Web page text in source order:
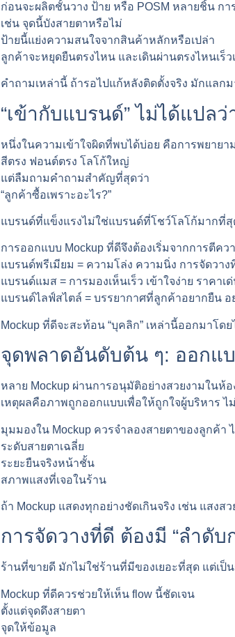
ก่อนจะผลิตชั้นวาง ป้าย หรือ POSM หลายชิ้น ก
เช่น จุดนี้บังสายตาหรือไม่
ป้ายนี้แย่งความสนใจจากสินค้าหลักหรือเปล่า
ลูกค้าจะหยุดยืนตรงไหน และเดินผ่านตรงไหนเร็ว
คำถามเหล่านี้ ถ้ารอไปแก้หลังติดตั้งจริง มักแลก
“เข้ากับแบรนด์” ไม่ได้แปล
หนึ่งในความเข้าใจผิดที่พบได้บ่อย คือการพยายา
สีตรง ฟอนต์ตรง โลโก้ใหญ่
แต่ลืมถามคำถามสำคัญที่สุดว่า
“ลูกค้าซื้อเพราะอะไร?”
แบรนด์ที่แข็งแรงไม่ใช่แบรนด์ที่โชว์โลโก้มากที่
การออกแบบ Mockup ที่ดีจึงต้องเริ่มจากการตีค
แบรนด์พรีเมียม = ความโล่ง ความนิ่ง การจัดวางที่
แบรนด์แมส = การมองเห็นเร็ว เข้าใจง่าย ราคาเ
แบรนด์ไลฟ์สไตล์ = บรรยากาศที่ลูกค้าอยากยืน อ
Mockup ที่ดีจะสะท้อน “บุคลิก” เหล่านี้ออกมาโด
จุดพลาดอันดับต้น ๆ: ออกแ
หลาย Mockup ผ่านการอนุมัติอย่างสวยงามในห้
เหตุผลคือภาพถูกออกแบบเพื่อให้ถูกใจผู้บริหาร ไ
มุมมองใน Mockup ควรจำลองสายตาของลูกค้า
ระดับสายตาเฉลี่ย
ระยะยืนจริงหน้าชั้น
สภาพแสงที่เจอในร้าน
ถ้า Mockup แสดงทุกอย่างชัดเกินจริง เช่น แสง
การจัดวางที่ดี ต้องมี “ลำดับ
ร้านที่ขายดี มักไม่ใช่ร้านที่มีของเยอะที่สุด แต่เป็
Mockup ที่ดีควรช่วยให้เห็น flow นี้ชัดเจน
ตั้งแต่จุดดึงสายตา
จุดให้ข้อมูล